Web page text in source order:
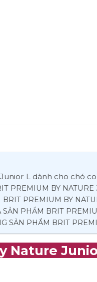
L dành cho chó
PREMIUM BY
PREMIUM BY
PHẨM BRIT
SẢN PHẨM BRIT
Nature